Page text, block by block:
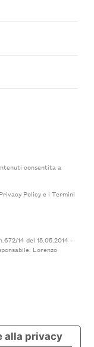
consentita a
Privacy Policye i Termini
14 del 15.05.2014 -
Lorenzo
alla privacy